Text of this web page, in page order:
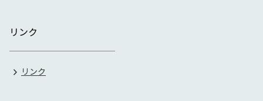
リンク
リンク